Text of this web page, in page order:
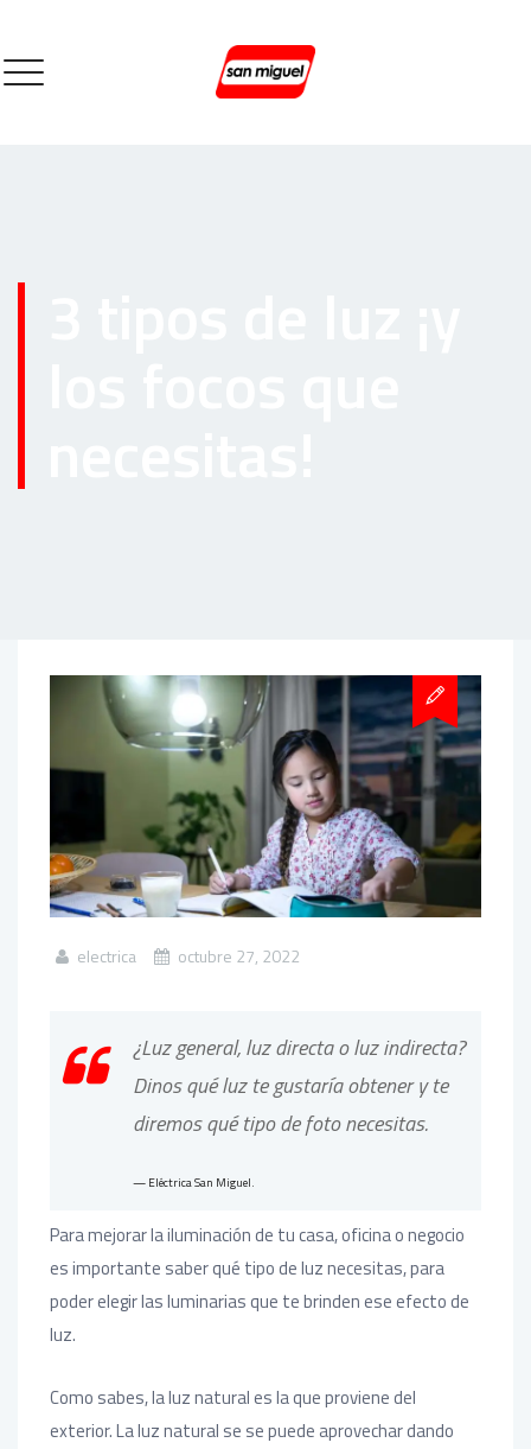
electrica octubre 27, 2022
¿Luz general, luz directa o luz indirecta?
Dinos qué luz te gustaría obtener y te
diremos qué tipo de foto necesitas.
Eléctrica San Miguel.
Para mejorar la iluminación de tu casa, oficina o negocio
es importante saber qué tipo de luz necesitas, para
poder elegir las luminarias que te brinden ese efecto de
luz.
Como sabes, la luz natural es la que proviene del
exterior. La luz natural se se puede aprovechar dando